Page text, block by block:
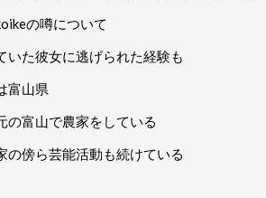
の噂について
いた彼女に逃げられた経験も
富山県
富山で農家をしている
傍ら芸能活動も続けている